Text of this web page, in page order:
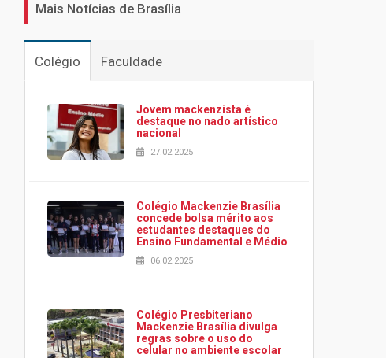
Mais Notícias de Brasília
Colégio Faculdade
Jovem mackenzista é
destaque no nado artístico
nacional
27.02.2025
Colégio Mackenzie Brasília
concede bolsa mérito aos
estudantes destaques do
Ensino Fundamental e Médio
06.02.2025
Colégio Presbiteriano
Mackenzie Brasília divulga
regras sobre o uso do
celular no ambiente escolar